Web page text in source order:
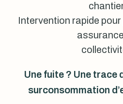
Intervention rapide
Une fuite ? Une trace
surconsommation